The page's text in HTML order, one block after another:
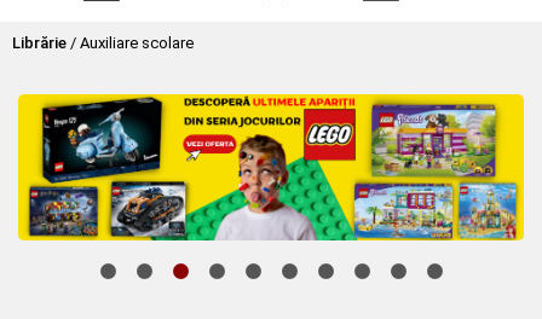
Librărie / Auxiliare scolare